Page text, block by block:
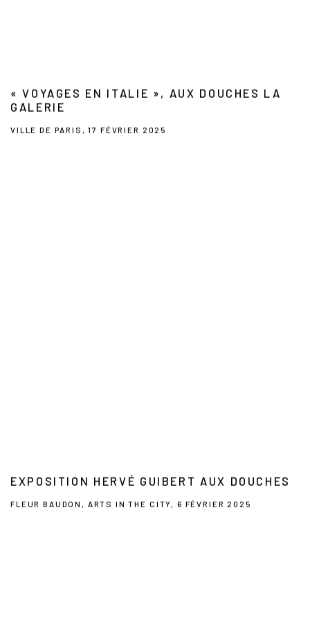
« VOYAGES EN ITALIE », AUX DOUCHES LA
GALERIE
VILLE DE PARIS, 17 FÉVRIER 2025
EXPOSITION HERVÉ GUIBERT AUX DOUCHES
FLEUR BAUDON, ARTS IN THE CITY, 6 FÉVRIER 2025